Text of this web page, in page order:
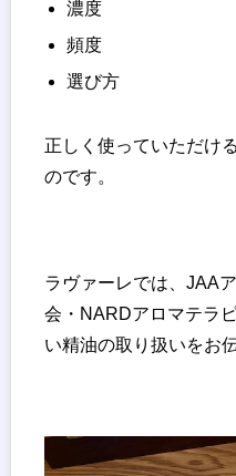
濃度
頻度
選び方
正しく使っていただけ
のです。
ラヴァーレでは、JAA
会・NARDアロマテラ
い精油の取り扱いをお